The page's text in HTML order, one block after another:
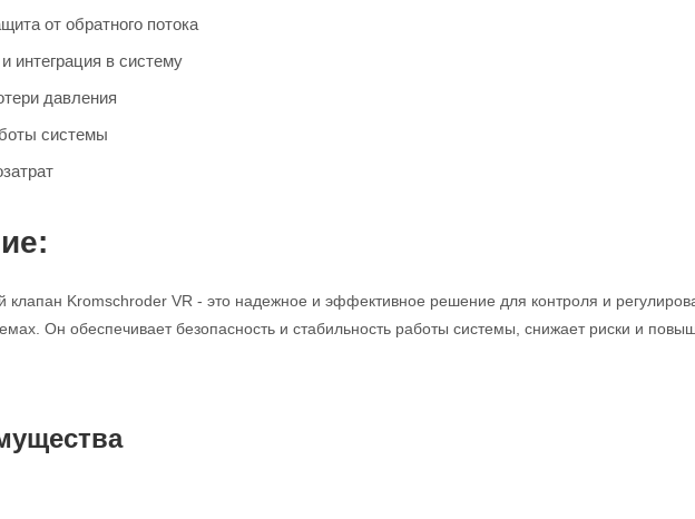
от обратного потока
интеграция в систему
давления
системы
Kromschroder VR - это надежное и эффективное решение для контроля и
Он обеспечивает безопасность и стабильность работы системы, снижает риски и